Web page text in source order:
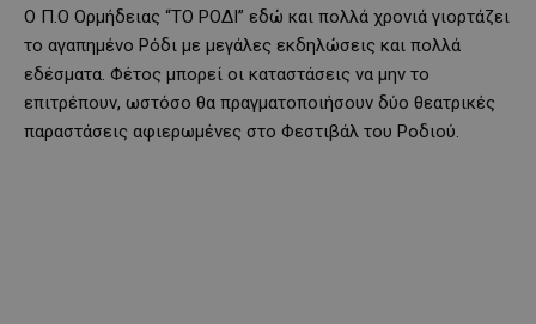
Ο Π.Ο Ορμήδειας “ΤΟ ΡΟΔΙ” εδώ και πολλά χρονιά γιορτάζει
το αγαπημένο Ρόδι με μεγάλες εκδηλώσεις και πολλά
εδέσματα. Φέτος μπορεί οι καταστάσεις να μην το
επιτρέπουν, ωστόσο θα πραγματοποιήσουν δύο θεατρικές
παραστάσεις αφιερωμένες στο Φεστιβάλ του Ροδιού.